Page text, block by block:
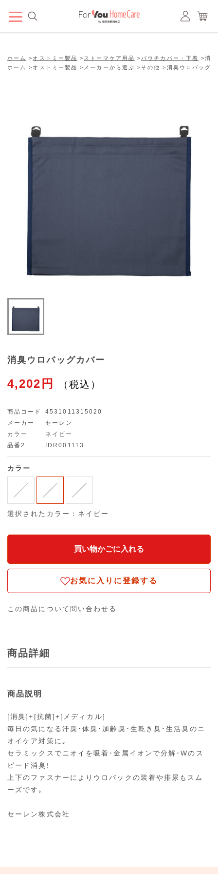
ホーム > オストミー製品 > ストーマケア用品 > パウチカバー・下着 >消
ホーム
> オストミー製品 > メーカーから選ぶ > その他 > 消臭ウロバッグ
消臭ウロバッグカバー
4,202円
商品コード
4531011315020
メーカー
セーレン
カラー
ネイビー
品番2
IDR001113
カラー
選択されたカラー：ネイビー
お気に入りに登録する
この商品について問い合わせる
商品詳細
商品説明
[消臭]+[抗菌]+[メディカル]
毎日の気になる汗臭･体臭･加齢臭･生乾き臭･生活臭のニ
オイケア対策に｡
セラミックスでニオイを吸着･金属イオンで分解･Wのス
ピード消臭!
上下のファスナーによりウロバックの装着や排尿もスム
ーズです｡
セーレン株式会社